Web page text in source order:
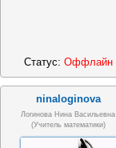
Статус: Оффлайн
ninaloginova
Логинова Нина Васильевна
(учитель математики)